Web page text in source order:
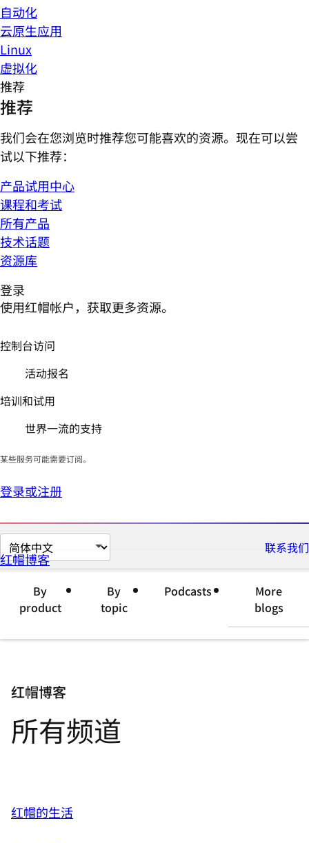
自动化
云原生应用
Linux
虚拟化
推荐
推荐
我们会在您浏览时推荐您可能喜欢的资源。现在可以尝
试以下推荐：
产品试用中心
课程和考试
所有产品
技术话题
资源库
登录
使用红帽帐户，获取更多资源。
控制台访问
活动报名
培训和试用
世界一流的支持
某些服务可能需要订阅。
登录或注册
切
换
言
联系我们
红帽博客
By
product
By
topic
Podcasts
More
blogs
红帽博客
所有频道
红帽的生活